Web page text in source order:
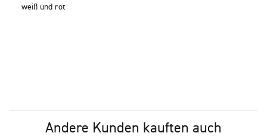
weiß und rot
Andere Kunden kauften auch